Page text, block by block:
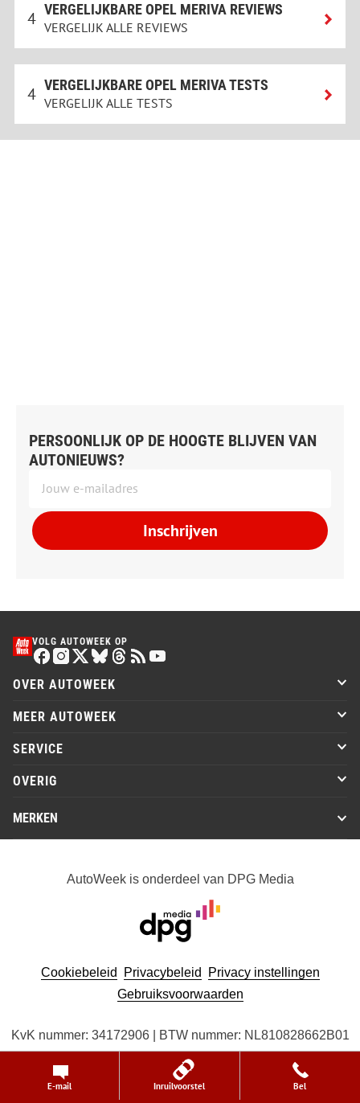
E-mail Inruilvoorstel Bel
4 VERGELIJKBARE OPEL MERIVA REVIEWS
VERGELIJK ALLE REVIEWS
4 VERGELIJKBARE OPEL MERIVA TESTS
VERGELIJK ALLE TESTS
PERSOONLIJK OP DE HOOGTE BLIJVEN VAN
AUTONIEUWS?
Inschrijven
VOLG AUTOWEEK OP
OVER AUTOWEEK
MEER AUTOWEEK
SERVICE
OVERIG
MERKEN
AutoWeek is onderdeel van DPG Media
Cookiebeleid Privacybeleid
Privacy instellingen
Gebruiksvoorwaarden
KvK nummer: 34172906 | BTW nummer: NL810828662B01
© 2026 DPG Media B.V. alle rechten voorbehouden